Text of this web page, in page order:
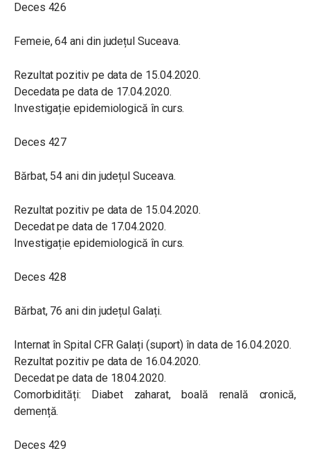
Deces 426
Femeie, 64 ani din județul Suceava.
Rezultat pozitiv pe data de 15.04.2020.
Decedata pe data de 17.04.2020.
Investigație epidemiologică în curs.
Deces 427
Bărbat, 54 ani din județul Suceava.
Rezultat pozitiv pe data de 15.04.2020.
Decedat pe data de 17.04.2020.
Investigație epidemiologică în curs.
Deces 428
Bărbat, 76 ani din județul Galați.
Internat în Spital CFR Galați (suport) în data de 16.04.2020.
Rezultat pozitiv pe data de 16.04.2020.
Decedat pe data de 18.04.2020.
Comorbidități: Diabet zaharat, boală renală cronică,
demență.
Deces 429